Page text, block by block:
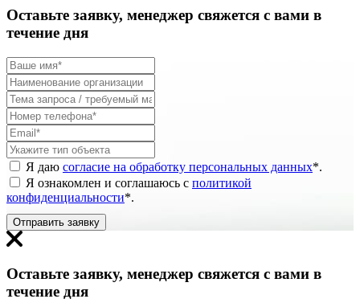
Оставьте заявку, менеджер свяжется с вами в
течение дня
Я даю согласие на обработку персональных данных*.
Я ознакомлен и соглашаюсь с политикой
конфиденциальности*.
Отправить заявку
Оставьте заявку, менеджер свяжется с вами в
течение дня